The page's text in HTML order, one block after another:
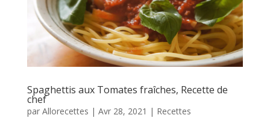
Spaghettis aux Tomates fraîches, Recette de
chef
par Allorecettes | Avr 28, 2021 | Recettes